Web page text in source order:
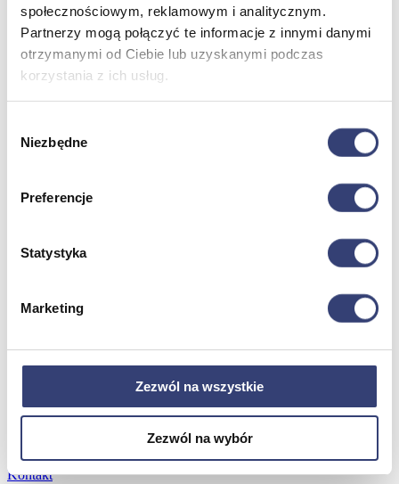
społecznościowym, reklamowym i analitycznym.
Partnerzy mogą połączyć te informacje z innymi danymi
otrzymanymi od Ciebie lub uzyskanymi podczas
korzystania z ich usług.
zgody
Niezbędne
Preferencje
Statystyka
Marketing
Zezwól na wszystkie
Zezwól na wybór
Zdrowie i uroda
Zobacz wszystko
Dofinansowania
Dofinansowania
Wróć
Robot rehabilitacyjny ROBERT®
Dla rehabilitacji
Dla stomatologów
Poznaj Hasmed
Serwis
Kontakt